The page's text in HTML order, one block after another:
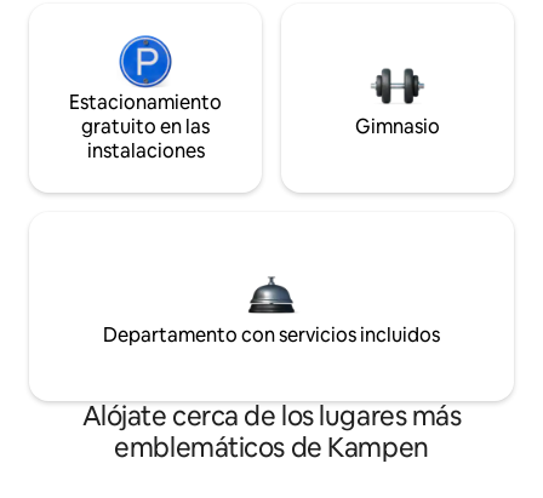
Estacionamiento
gratuito en las
instalaciones
Gimnasio
Departamento con servicios incluidos
Alójate cerca de los lugares más
emblemáticos de Kampen